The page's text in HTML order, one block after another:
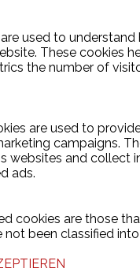
used to understand
These cookies
the number of
are used to
campaigns.
websites and collect
ads.
cookies are those
not been classified